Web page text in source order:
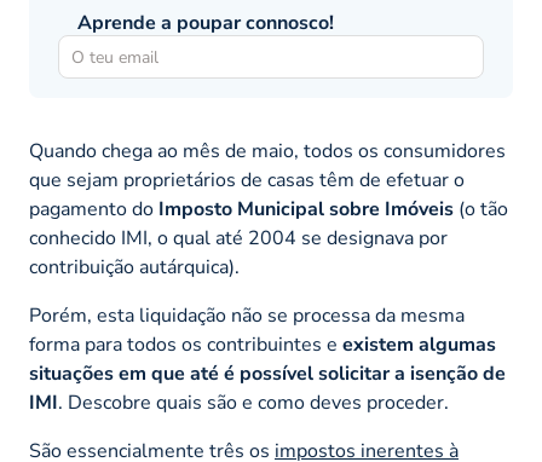
Aprende a poupar connosco!
Quando chega ao mês de maio, todos os consumidores
que sejam proprietários de casas têm de efetuar o
pagamento do Imposto Municipal sobre Imóveis (o tão
conhecido IMI, o qual até 2004 se designava por
contribuição autárquica).
Porém, esta liquidação não se processa da mesma
forma para todos os contribuintes e existem algumas
situações em que até é possível solicitar a isenção de
IMI. Descobre quais são e como deves proceder.
São essencialmente três os impostos inerentes à